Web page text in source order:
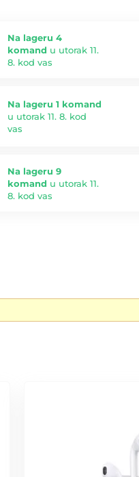
Na lageru 4
komand u utorak 11.
8. kod vas
Na lageru 1 komand
u utorak 11. 8. kod
vas
Na lageru 9
komand u utorak 11.
8. kod vas